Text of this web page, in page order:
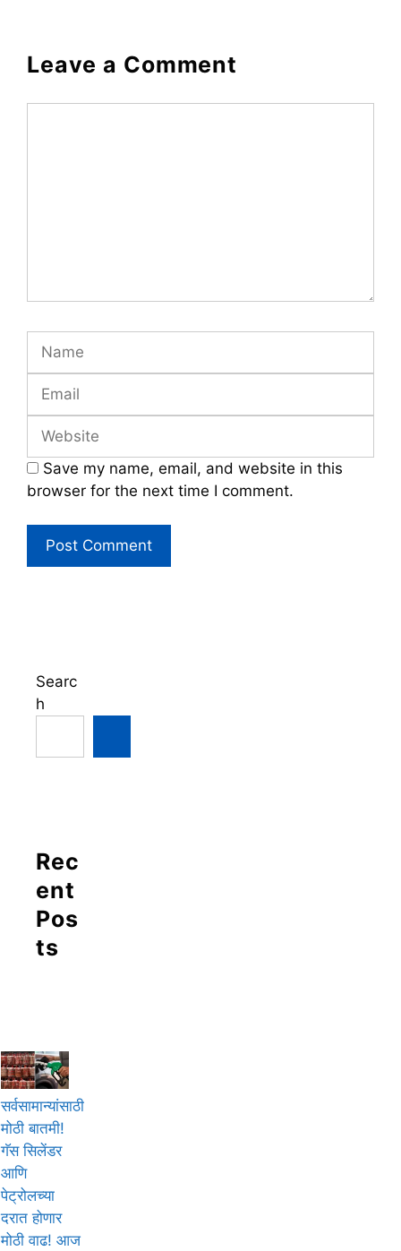
Leave a Comment
Save my name, email, and website in this
browser for the next time I comment.
Searc
h
Rec
ent
Pos
ts
सर्वसामान्यांसाठी
मोठी बातमी!
गॅस सिलेंडर
आणि
पेट्रोलच्या
दरात होणार
मोठी वाढ! आज